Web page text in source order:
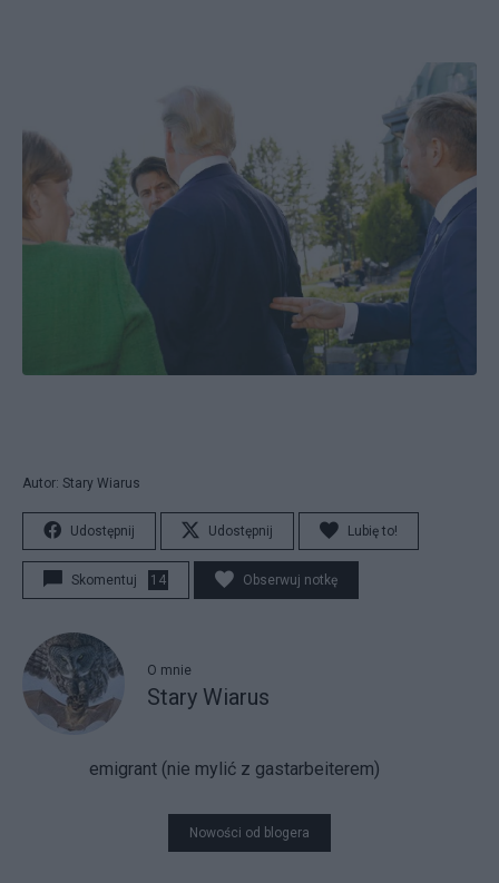
Autor: Stary Wiarus
Udostępnij Udostępnij Lubię to!
Skomentuj 14 Obserwuj notkę
O mnie
Stary Wiarus
emigrant (nie mylić z gastarbeiterem)
Nowości od blogera